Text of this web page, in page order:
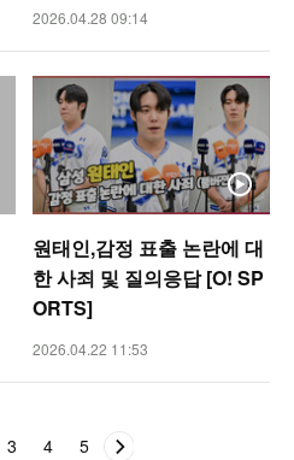
2026.04.28 09:14
원태인,감정 표출 논란에 대
한 사죄 및 질의응답 [O! SP
ORTS]
2026.04.22 11:53
3 4 5